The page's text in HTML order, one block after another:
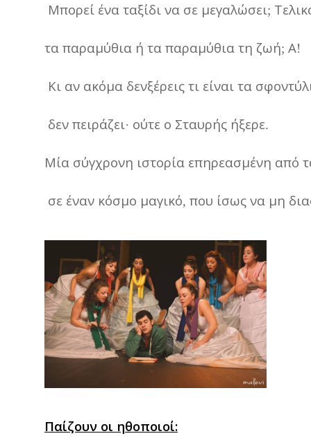
Μπορεί ένα ταξίδι να σε μεγαλώσει;
τα παραμύθια ή τα παραμύθια τη ζωή; Α!
Κι αν ακόμα δενξέρεις τι είναι τα
δεν πειράζει· ούτε ο Σταυρής ήξερε.
Μία σύγχρονη ιστορία επηρεασμένη από
σε έναν κόσμο μαγικό, που ίσως να μη
Παίζουν οι ηθοποιοί: